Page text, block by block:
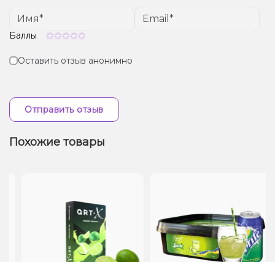
Баллы
Оставить отзыв анонимно
Отправить отзыв
Похожие товары